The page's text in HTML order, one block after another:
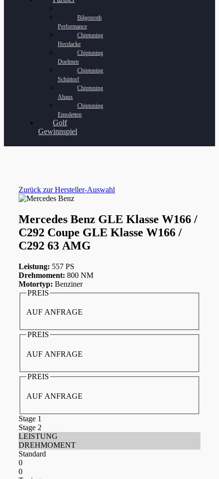
Bilgenroth
Performance
Chiptuning
Herzlacke
Chiptuning
Duelmen
Chiptuning
Schüttorf
Chiptuning
Ahaus
Chiptuning
Emsdetten
Golf
Gewinnspiel
Zurück zur Hersteller-Auswahl
Mercedes Benz GLE Klasse W166 /
C292 Coupe GLE Klasse W166 /
C292 63 AMG
Leistung: 557 PS
Drehmoment: 800 NM
Motortyp: Benziner
PREIS
AUF ANFRAGE
PREIS
AUF ANFRAGE
PREIS
AUF ANFRAGE
Stage 1
Stage 2
LEISTUNG
DREHMOMENT
Standard
0
0